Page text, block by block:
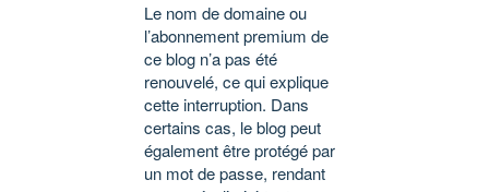
Le nom de domaine ou
l’abonnement premium de
ce blog n’a pas été
renouvelé, ce qui explique
cette interruption. Dans
certains cas, le blog peut
également être protégé par
un mot de passe, rendant